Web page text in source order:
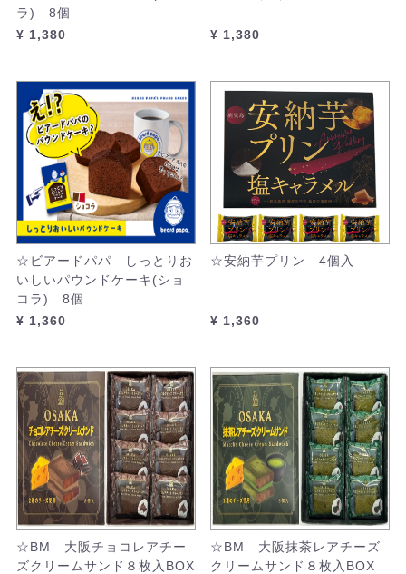
ラ) 8個
¥ 1,380
¥ 1,380
☆ビアードパパ しっとりお
いしいパウンドケーキ(ショ
コラ) 8個
¥ 1,360
☆安納芋プリン 4個入
¥ 1,360
☆BM 大阪チョコレアチー
ズクリームサンド８枚入BOX
☆BM 大阪抹茶レアチーズ
クリームサンド８枚入BOX